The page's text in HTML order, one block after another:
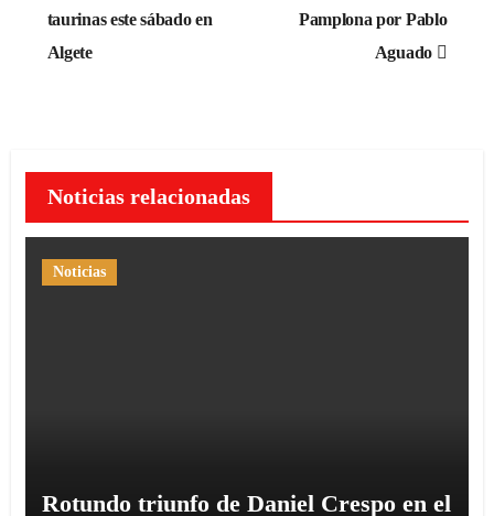
de
entradas
taurinas este sábado en
Algete
Pamplona por Pablo
Aguado
Noticias relacionadas
Noticias
Rotundo triunfo de Daniel Crespo en el